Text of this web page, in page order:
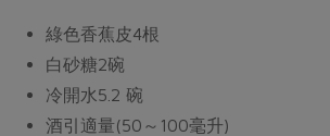
綠色香蕉皮4根
白砂糖2碗
冷開水5.2 碗
酒引適量(50～100毫升)